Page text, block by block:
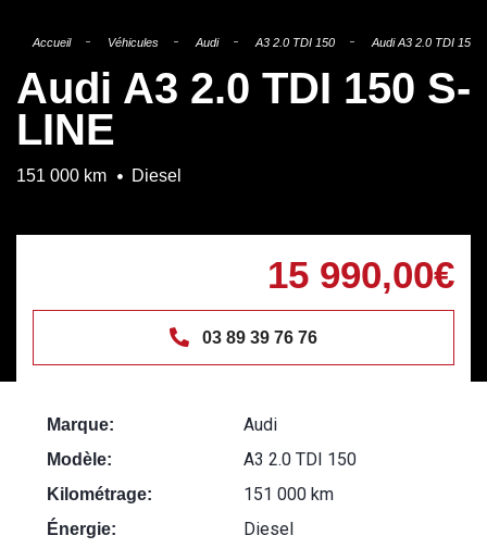
Accueil Véhicules Audi A3 2.0 TDI 150 Audi A3 2.0 TDI 150
Audi A3 2.0 TDI 150 S-
LINE
151 000 km Diesel
15 990,00€
03 89 39 76 76
Marque: Audi
Modèle: A3 2.0 TDI 150
Kilométrage: 151 000 km
Énergie: Diesel